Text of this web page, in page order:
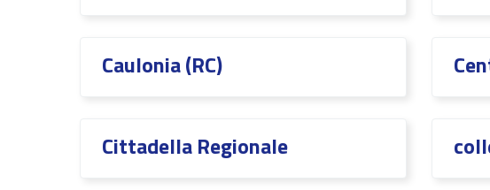
Caulonia (RC)
Cittadella Regionale